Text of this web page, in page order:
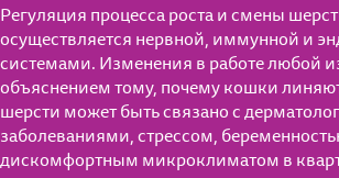
Регуляция процесса роста и смены
осуществляется нервной, иммунной и
системами. Изменения в работе любой
объяснением тому, почему кошки
шерсти может быть связано с
заболеваниями, стрессом,
дискомфортным микроклиматом в